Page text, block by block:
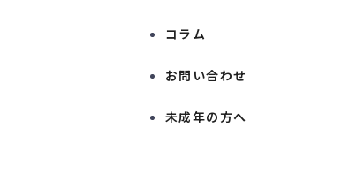
コラム
お問い合わせ
未成年の方へ